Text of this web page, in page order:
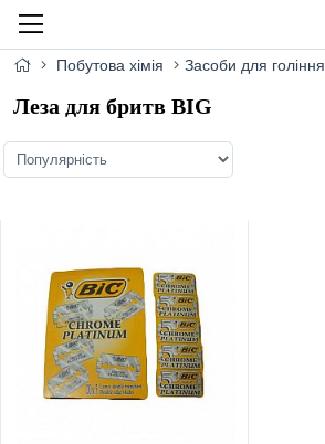
Побутова хімія Засоби для гоління
Леза для бритв BIG